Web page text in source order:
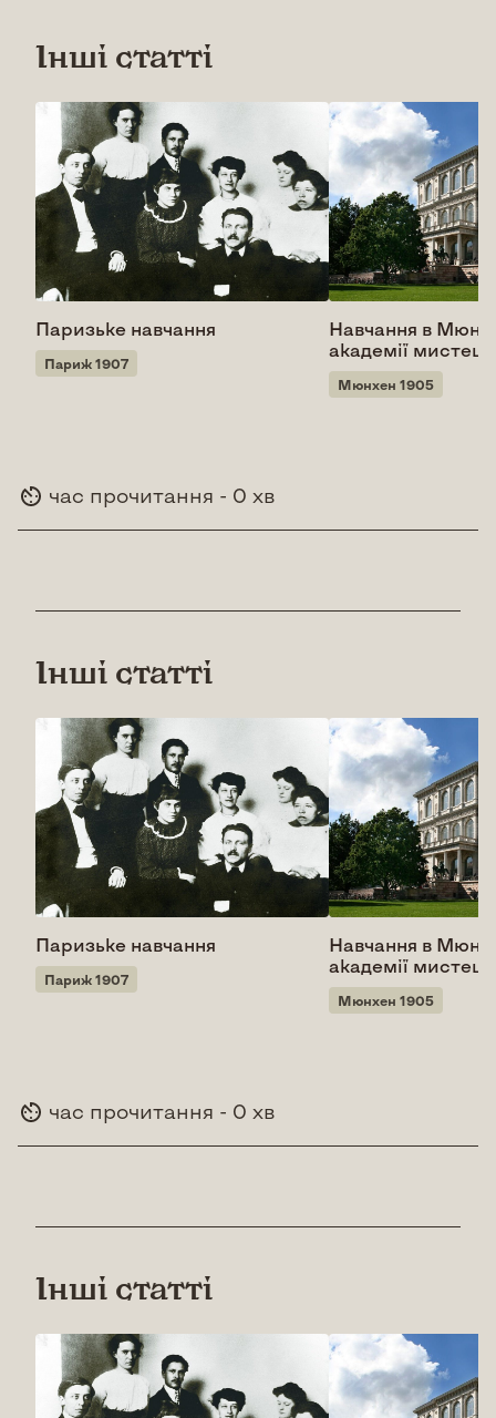
Інші статті
Паризьке навчання
Париж 1907
Навчання в
академії
Мюнхен 1905
час прочитання - 0 хв
Інші статті
Паризьке навчання
Париж 1907
Навчання в
академії
Мюнхен 1905
час прочитання - 0 хв
Інші статті